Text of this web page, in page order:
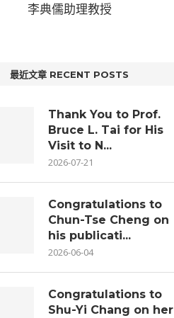
李典儒助理教授
最近文章 RECENT POSTS
Thank You to Prof.
Bruce L. Tai for His
Visit to N...
2026-07-21
Congratulations to
Chun-Tse Cheng on
his publicati...
2026-06-04
Congratulations to
Shu-Yi Chang on her